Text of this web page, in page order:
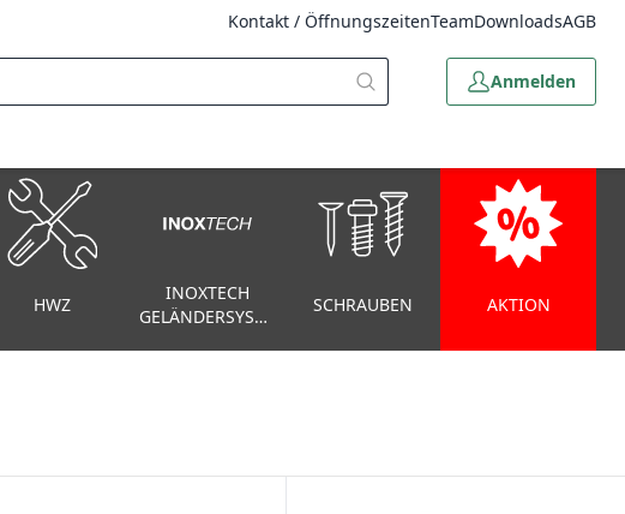
Kontakt / ÖffnungszeitenTeamDownloadsAGB
Anmelden
HWZ
INOXTECH
GELÄNDERSYSTEM
SCHRAUBEN AKTION